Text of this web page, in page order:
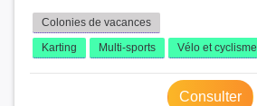
Colonies de vacances
Karting
Multi-sports Vélo et cyclisme
Consulter